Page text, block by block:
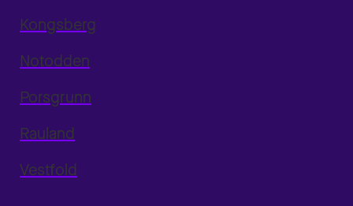
Kongsberg
Notodden
Porsgrunn
Rauland
Vestfold